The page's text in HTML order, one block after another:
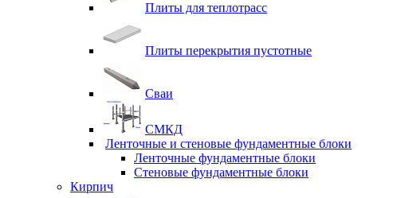
Плиты для теплотрасс
Плиты перекрытия пустотные
Сваи
СМКД
Ленточные и стеновые фундаментные блоки
Ленточные фундаментные блоки
Стеновые фундаментные блоки
Кирпич